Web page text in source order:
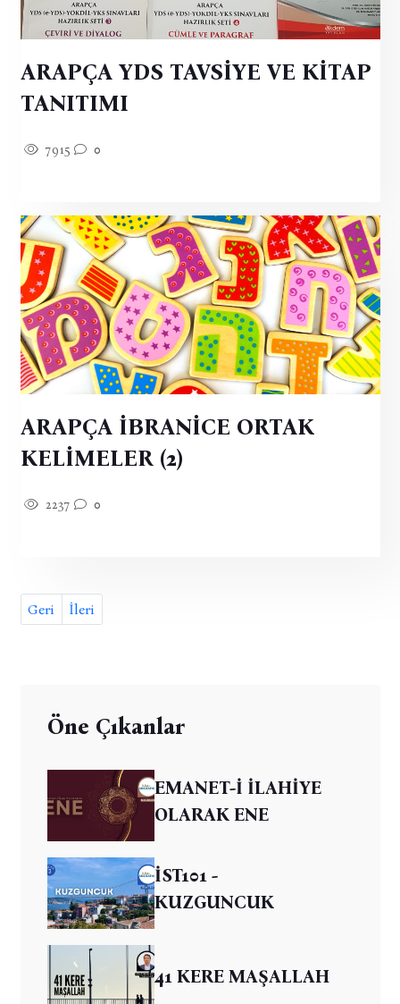
ARAPÇA YDS TAVSİYE VE KİTAP
TANITIMI
7915 0
ARAPÇA İBRANİCE ORTAK
KELİMELER (2)
2237 0
Geri İleri
Öne Çıkanlar
EMANET-İ İLAHİYE
OLARAK ENE
İST101 -
KUZGUNCUK
41 KERE MAŞALLAH